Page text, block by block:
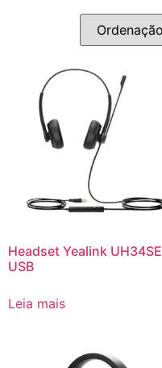
Headset Yealink UH34SE
USB
Leia mais